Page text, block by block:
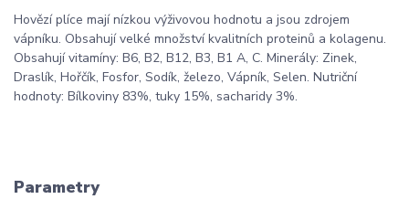
Hovězí plíce mají nízkou výživovou hodnotu a jsou zdrojem
vápníku. Obsahují velké množství kvalitních proteinů a kolagenu.
Obsahují vitamíny: B6, B2, B12, B3, B1 A, C. Minerály: Zinek,
Draslík, Hořčík, Fosfor, Sodík, železo, Vápník, Selen. Nutriční
hodnoty: Bílkoviny 83%, tuky 15%, sacharidy 3%.
Parametry